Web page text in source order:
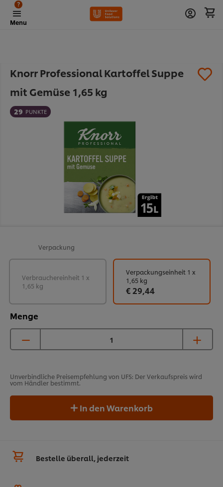
Menu
?
Knorr Professional Kartoffel Suppe
mit Gemüse 1,65 kg
29 PUNKTE
Verpackung
Menge
Verbrauchereinheit 1 x
1,65 kg
Verpackungseinheit 1 x
1,65 kg
€ 29,44
Unverbindliche Preisempfehlung von UFS: Der Verkaufspreis wird
vom Händler bestimmt.
In den Warenkorb
Bestelle überall, jederzeit